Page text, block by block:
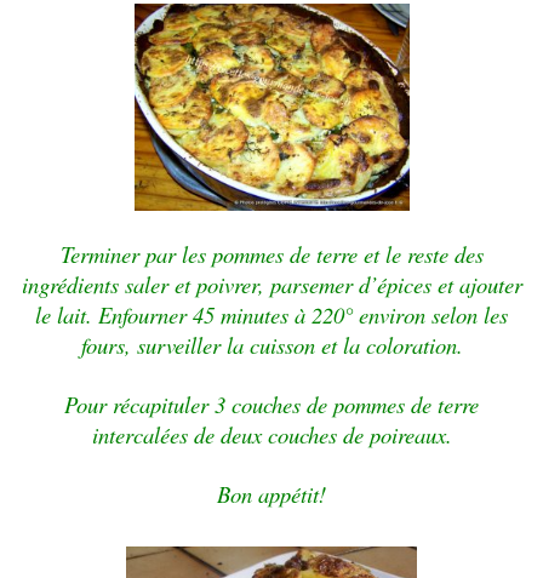
Terminer par les pommes de terre et le reste des
ingrédients saler et poivrer, parsemer d’épices et ajouter
le lait. Enfourner 45 minutes à 220° environ selon les
fours, surveiller la cuisson et la coloration.
Pour récapituler 3 couches de pommes de terre
intercalées de deux couches de poireaux.
Bon appétit!